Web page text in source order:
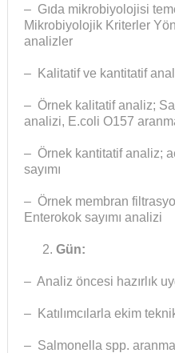
– Gıda mikrobiyolojisi
Mikrobiyolojik Kriterler
analizler
– Kalitatif ve kantitatif
– Örnek kalitatif analiz;
analizi, E.coli O157
– Örnek kantitatif analiz;
sayımı
– Örnek membran
Enterokok sayımı analizi
Gün:
– Analiz öncesi hazırlık
– Katılımcılarla ekim
– Salmonella spp.